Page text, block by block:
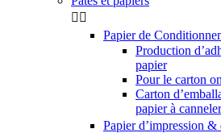
 
Papier de
Production
papier
Pour le carton
Carton
papier à
Papier d’impression &